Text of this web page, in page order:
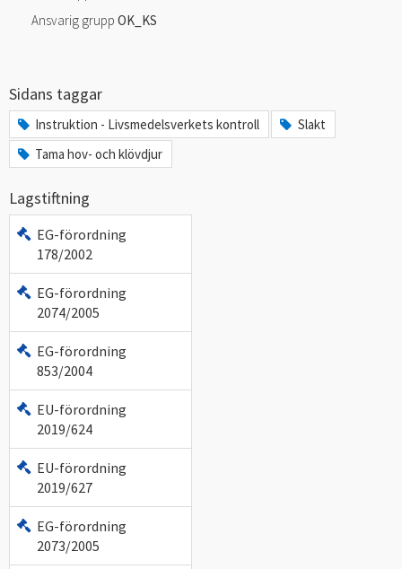
Ansvarig grupp OK_KS
Sidans taggar
Instruktion - Livsmedelsverkets kontroll
Slakt
Tama hov- och klövdjur
Lagstiftning
EG-förordning
178/2002
EG-förordning
2074/2005
EG-förordning
853/2004
EU-förordning
2019/624
EU-förordning
2019/627
EG-förordning
2073/2005